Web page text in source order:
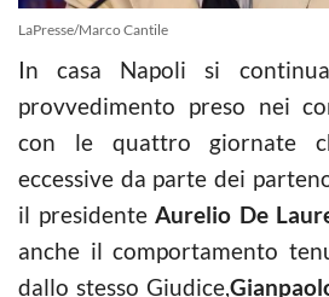
LaPresse/Marco Cantile
In casa Napoli si
provvedimento preso nei
con le quattro giornate
eccessive da parte dei
il presidenteAurelio De
anche il comportamento
dallo stesso Giudice,